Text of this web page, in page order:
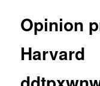
Opinion
Harvard